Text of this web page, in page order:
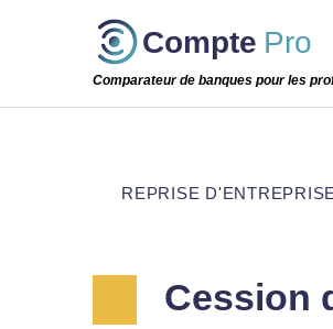
Compte Pro
Comparateur de banques pour les
Cession
REPRISE